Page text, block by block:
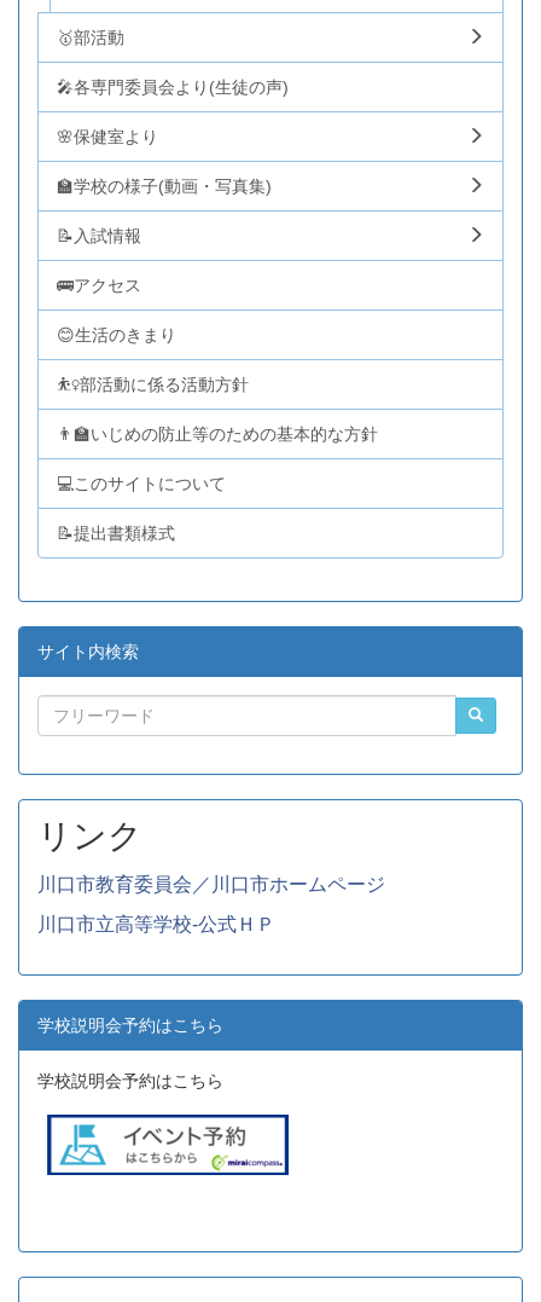
🥇部活動
🎤各専門委員会より(生徒の声)
🌸保健室より
🏫学校の様子(動画・写真集)
📝入試情報
🚌アクセス
😊生活のきまり
⛹️‍♀️部活動に係る活動方針
👨‍🏫いじめの防止等のための基本的な方針
💻このサイトについて
📝提出書類様式
サイト内検索
リンク
川口市教育委員会／川口市ホームページ
川口市立高等学校-公式ＨＰ
学校説明会予約はこちら
学校説明会予約はこちら